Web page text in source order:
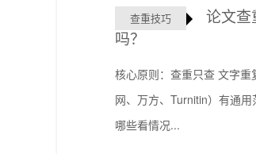
查重技巧
论文查
吗？
核心原则：查重只查 文字
网、万方、Turnitin）有通用
哪些看情况...